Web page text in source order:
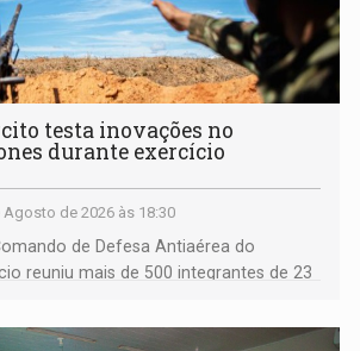
testa inovações no
durante exercício
Agosto de 2026 às 18:30
de Defesa Antiaérea do
reuniu mais de 500 integrantes de 23